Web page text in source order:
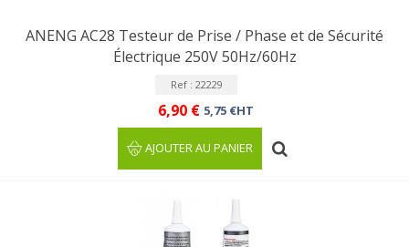
ANENG AC28 Testeur de Prise / Phase et de Sécurité
Électrique 250V 50Hz/60Hz
Ref : 22229
6,90 € 5,75 €HT
AJOUTER AU PANIER